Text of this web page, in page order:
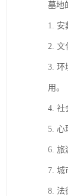
墓地
1. 安
2. 文
3. 环
用。
4. 社
5. 心
6. 旅
7. 城
8. 法